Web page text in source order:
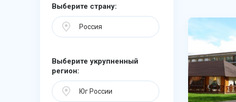
Выберите страну:
Россия
Выберите укрупненный
регион:
Юг России